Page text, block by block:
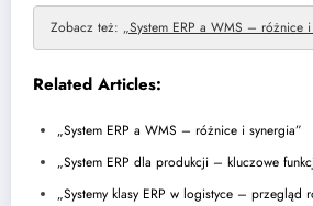
Zobacz też: „System ERP a WMS – różnice i
Related Articles:
„System ERP a WMS – różnice i synergia”
„System ERP dla produkcji – kluczowe
„Systemy klasy ERP w logistyce – przegląd